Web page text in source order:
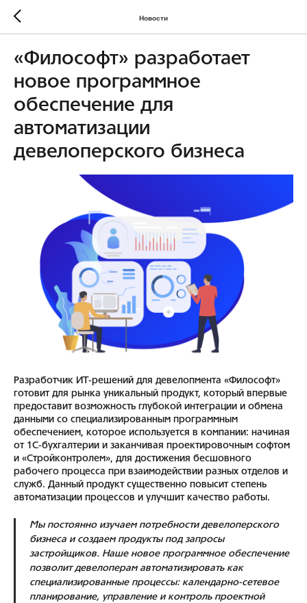
Новости
«Философт» разработает
новое программное
обеспечение для
автоматизации
девелоперского бизнеса
Разработчик ИТ-решений для девелопмента «Философт»
готовит для рынка уникальный продукт, который впервые
предоставит возможность глубокой интеграции и обмена
данными со специализированным программным
обеспечением, которое используется в компании: начиная
от 1С-бухгалтерии и заканчивая проектировочным софтом
и «Стройконтролем», для достижения бесшовного
рабочего процесса при взаимодействии разных отделов и
служб. Данный продукт существенно повысит степень
автоматизации процессов и улучшит качество работы.
Мы постоянно изучаем потребности девелоперского
бизнеса и создаем продукты под запросы
застройщиков. Наше новое программное обеспечение
позволит девелоперам автоматизировать как
специализированные процессы: календарно-сетевое
планирование, управление и контроль проектной